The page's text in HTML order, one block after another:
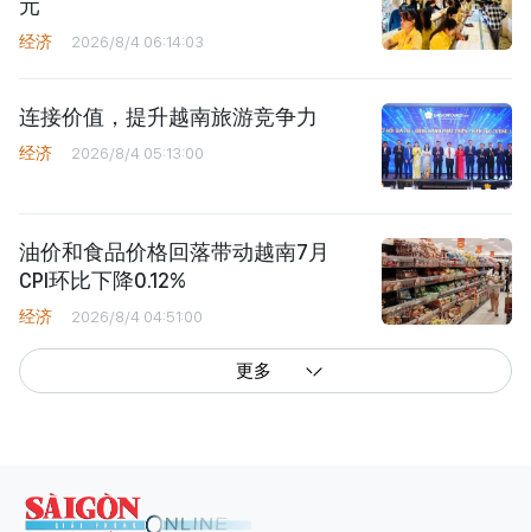
元
经济 2026/8/4 06:14:03
连接价值，提升越南旅游竞争力
经济 2026/8/4 05:13:00
油价和食品价格回落带动越南7月
CPI环比下降0.12%
经济 2026/8/4 04:51:00
更多